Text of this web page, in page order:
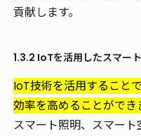
貢献します。
1.3.2 IoTを活用したスマー
IoT技術を活用すること
効率を高めることができ
スマート照明、スマー